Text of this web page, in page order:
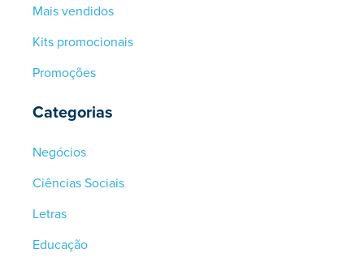
Mais vendidos
Kits promocionais
Promoções
Categorias
Negócios
Ciências Sociais
Letras
Educação